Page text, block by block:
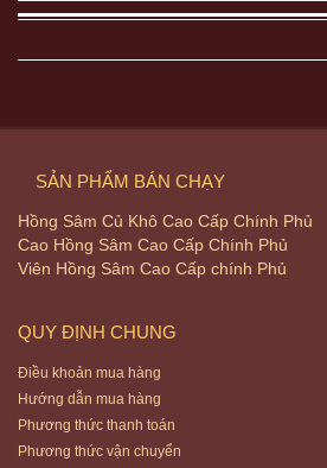
SẢN PHẨM BÁN CHẠY
Hồng Sâm Củ Khô Cao Cấp Chính Phủ
Cao Hồng Sâm Cao Cấp Chính Phủ
Viên Hồng Sâm Cao Cấp chính Phủ
QUY ĐỊNH CHUNG
Điều khoản mua hàng
Hướng dẫn mua hàng
Phương thức thanh toán
Phương thức vận chuyển